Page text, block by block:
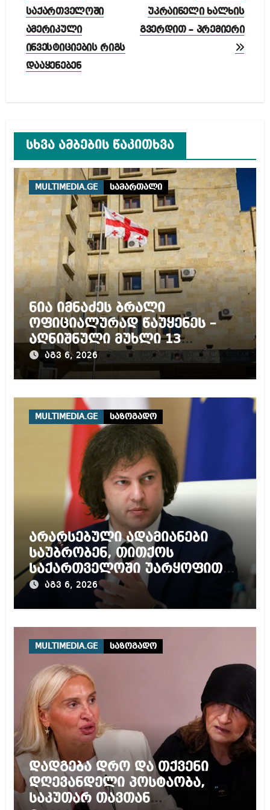
საქართველოში
ამერიკული
ინვესტიციების რიგს
დააყენებენ
უკრაინელი ხალხის
გვერდით – პრემიერი
სხვა ამბების წაკითხვა
MULTIMEDIA.GE სამართალი
ნია იმნაძეს ბრალი
ოფიციალურად წაუყენეს –
აღნიშნული მუხლი 13
წლამდე პატიმრობას
ითვალისწინებს
აგვ 6, 2026
MULTIMEDIA.GE საზოგადო
არარსებული ადამიანები
საუბრობენ, თითქოს
საქართველოში უარყოფითი
გარემოა შექმნილი რუსი
ტურისტებისთვის, ჩვენი კარი
აგვ 6, 2026
MULTIMEDIA.GE საზოგადო
დადგება დრო და თქვენი
დღევანდელი პოსტაობა,
საკუთარ თავთან